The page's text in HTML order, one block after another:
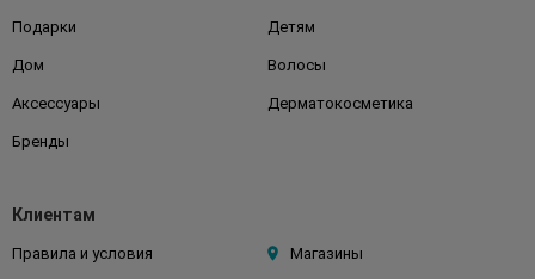
Подарки Детям
Дом Волосы
Аксессуары Дерматокосметика
Бренды
Клиентам
Правила и условия Магазины